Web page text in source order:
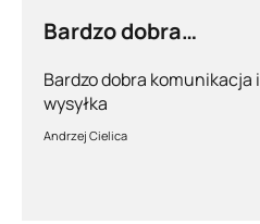
Bardzo dobra
Bardzo dobra komunikacja i
wysyłka
Andrzej Cielica